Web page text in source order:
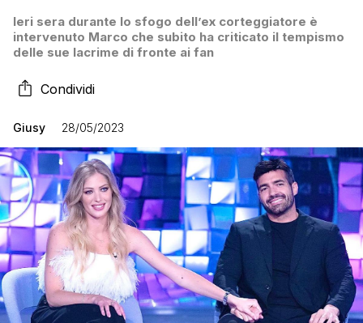
Ieri sera durante lo sfogo dell’ex corteggiatore è
intervenuto Marco che subito ha criticato il tempismo
delle sue lacrime di fronte ai fan
Condividi
Giusy 28/05/2023